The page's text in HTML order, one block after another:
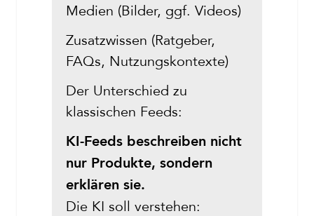
Medien (Bilder, ggf. Videos)
Zusatzwissen (Ratgeber,
FAQs, Nutzungskontexte)
Der Unterschied zu
klassischen Feeds:
KI-Feeds beschreiben nicht
nur Produkte, sondern
erklären sie.
Die KI soll verstehen: